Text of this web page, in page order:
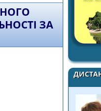
ЗА